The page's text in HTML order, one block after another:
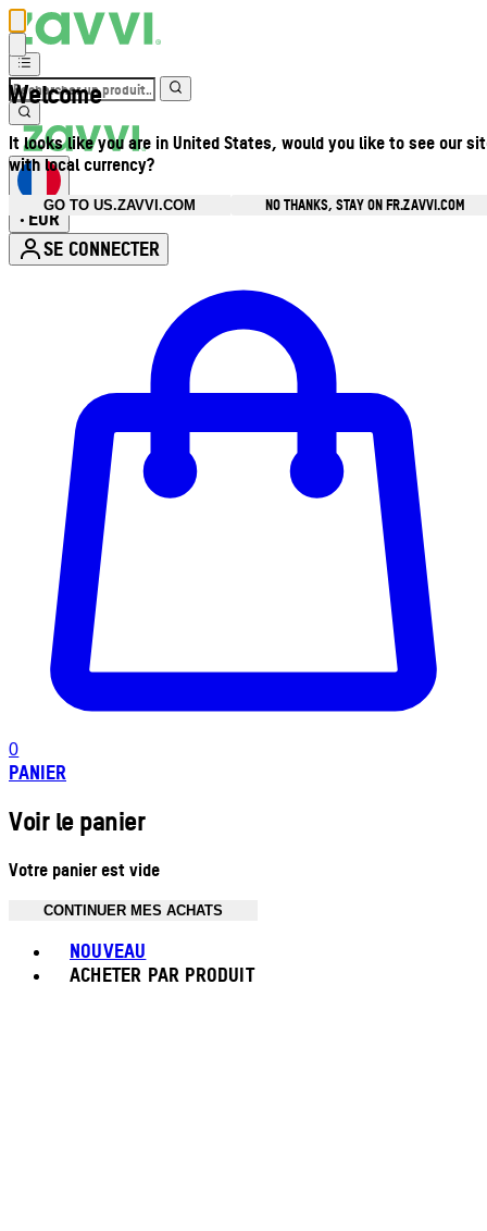
Welcome
It looks like you are in United States, would you like to see our
with local currency?
GO TO US.ZAVVI.COM
NO THANKS, STAY ON FR.ZAVVI.COM
• EUR
SE CONNECTER
0
PANIER
Voir le panier
Votre panier est vide
CONTINUER MES ACHATS
NOUVEAU
ACHETER PAR PRODUIT